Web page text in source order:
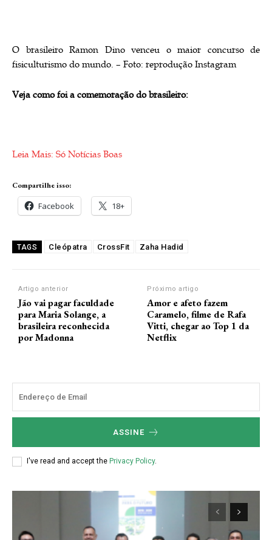
O brasileiro Ramon Dino venceu o maior concurso de
fisiculturismo do mundo. – Foto: reprodução Instagram
Veja como foi a comemoração do brasileiro:
Leia Mais: Só Notícias Boas
Compartilhe isso:
Facebook 18+
TAGS Cleópatra CrossFit Zaha Hadid
Artigo anterior
Jão vai pagar faculdade
para Maria Solange, a
brasileira reconhecida
por Madonna
Próximo artigo
Amor e afeto fazem
Caramelo, filme de Rafa
Vitti, chegar ao Top 1 da
Netflix
ASSINE
I've read and accept the Privacy Policy.